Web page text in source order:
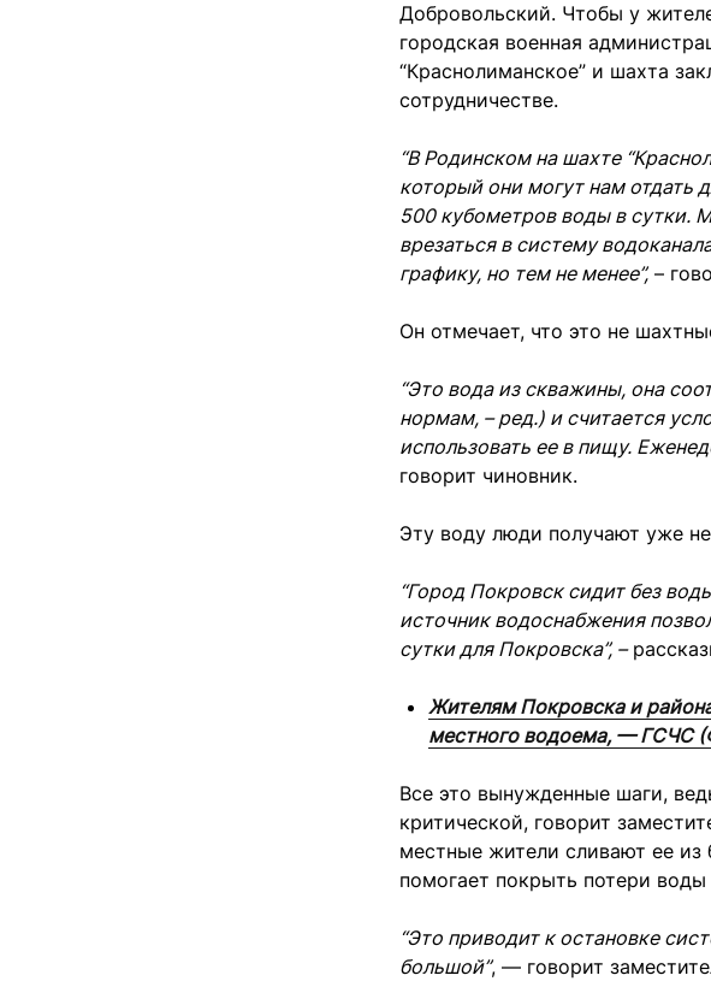
Добровольский. Чтобы у
городская военная
“Краснолиманское” и шахта
сотрудничестве.
“В Родинском на шахте
который они могут нам отдать
500 кубометров воды в сутки.
врезаться в систему
графику, но тем не менее”, –
Он отмечает, что это не
“Это вода из скважины, она
нормам, – ред.) и считается
использовать ее в пищу.
говорит чиновник.
Эту воду люди получают уже
“Город Покровск сидит без
источник водоснабжения
сутки для Покровска”, –
Жителям Покровска и
местного водоема, — ГСЧС
Все это вынужденные шаги,
критической, говорит
местные жители сливают ее из
помогает покрыть потери воды
“Это приводит к остановке
большой”, — говорит